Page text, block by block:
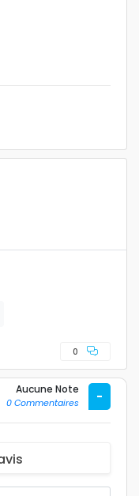
0
Aucune Note
0 Commentaires -